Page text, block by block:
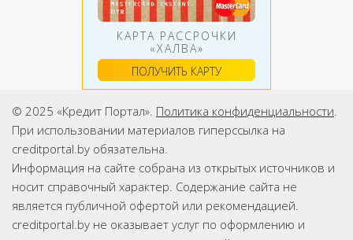
КАРТА РАССРОЧКИ
«ХАЛВА»
ПОЛУЧИТЬ КАРТУ
© 2025 «Кредит Портал». Политика конфиденциальности.
При использовании материалов гиперссылка на
creditportal.by обязательна.
Информация на сайте собрана из открытых источников и
носит справочный характер. Содержание сайта не
является публичной офертой или рекомендацией.
creditportal.by не оказывает услуг по оформлению и